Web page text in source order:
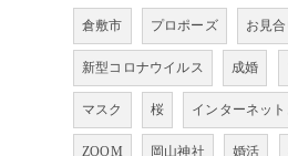
倉敷市 プロポーズ お見
新型コロナウイルス 成婚
マスク 桜 インターネッ
ZOOM 岡山神社 婚活